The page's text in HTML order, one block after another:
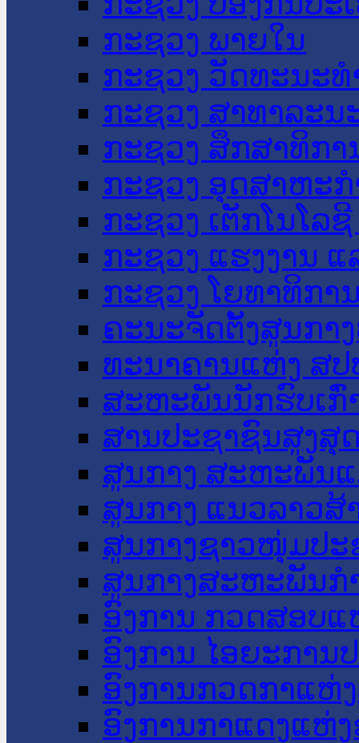
ກະຊວງ ພາຍໃນ
ກະຊວງ ວັດທະນະ
ກະຊວງ ສາທາລະນ
ກະຊວງ ສຶກສາທິກາ
ກະຊວງ ອຸດສາຫະ
ກະຊວງ ເຕັກໂນໂລ
ກະຊວງ ແຮງງານ
ກະຊວງ ໂຍທາທິກາ
ຄະນະຈັດຕັ້ງສູນກາ
ທະນາຄານແຫ່ງ ສປ
ສະຫະພັນນັກຮົບເກົ່
ສານປະຊາຊົນສູງສຸ
ສູນກາງ ສະຫະພັນ
ສູນກາງ ແນວລາວສ້
ສູນກາງຊາວໜຸ່ມປະ
ສູນກາງສະຫະພັນກ
ອົງການ ກວດສອບແ
ອົງການ ໄອຍະການ
ອົງການກວດກາແຫ່
ອົງການກາແດງແຫ່